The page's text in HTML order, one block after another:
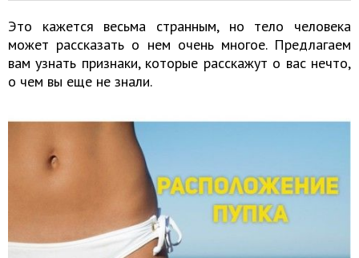
Это кажется весьма странным, но тело человека
может рассказать о нем очень многое. Предлагаем
вам узнать признаки, которые расскажут о вас нечто,
о чем вы еще не знали.